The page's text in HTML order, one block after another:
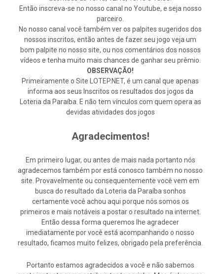
Então inscreva-se no nosso canal no Youtube, e seja nosso
parceiro.
No nosso canal você também ver os palpites sugeridos dos
nossos inscritos, então antes de fazer seu jogo veja um
bom palpite no nosso site, ou nos comentários dos nossos
vídeos e tenha muito mais chances de ganhar seu prêmio.
OBSERVAÇÃO!
Primeiramente o Site LOTEP.NET, é um canal que apenas
informa aos seus Inscritos os resultados dos jogos da
Loteria da Paraíba. E não tem vínculos com quem opera as
devidas atividades dos jogos
Agradecimentos!
Em primeiro lugar, ou antes de mais nada portanto nós
agradecemos também por está conosco também no nosso
site. Provavelmente ou consequentemente você vem em
busca do resultado da Loteria da Paraíba sonhos
certamente você achou aqui porque nós somos os
primeiros e mais notáveis a postar o resultado na internet.
Então dessa forma queremos lhe agradecer
imediatamente por você está acompanhando o nosso
resultado, ficamos muito felizes, obrigado pela preferência.
Portanto estamos agradecidos a você e não sabemos